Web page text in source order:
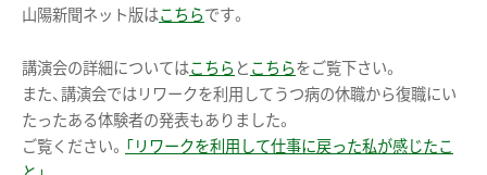
山陽新聞ネット版はこちらです。
講演会の詳細についてはこちら とこちらをご覧下さい。
また、講演会ではリワークを利用してうつ病の休職から復職にい
たったある体験者の発表もありました。
ご覧ください。 「リワークを利用して仕事に戻った私が感じたこ